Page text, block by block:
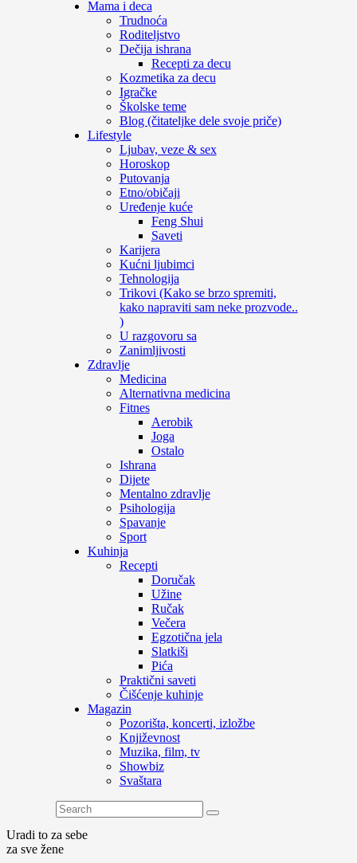
Mama i deca
Trudnoća
Roditeljstvo
Dečija ishrana
Recepti za decu
Kozmetika za decu
Igračke
Školske teme
Blog (čitateljke dele svoje priče)
Lifestyle
Ljubav, veze & sex
Horoskop
Putovanja
Etno/običaji
Uređenje kuće
Feng Shui
Saveti
Karijera
Kućni ljubimci
Tehnologija
Trikovi (Kako se brzo spremiti,
kako napraviti sam neke prozvode..
)
U razgovoru sa
Zanimljivosti
Zdravlje
Medicina
Alternativna medicina
Fitnes
Aerobik
Joga
Ostalo
Ishrana
Dijete
Mentalno zdravlje
Psihologija
Spavanje
Sport
Kuhinja
Recepti
Doručak
Užine
Ručak
Večera
Egzotična jela
Slatkiši
Pića
Praktični saveti
Čišćenje kuhinje
Magazin
Pozorišta, koncerti, izložbe
Književnost
Muzika, film, tv
Showbiz
Svaštara
Uradi to za sebe
za sve žene